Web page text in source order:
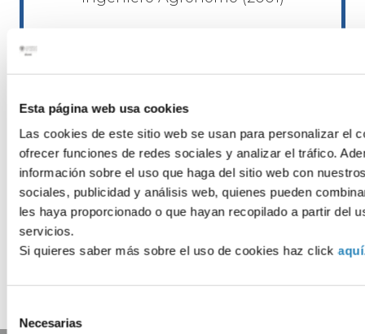
Esta página web usa cookies
Las cookies de este sitio web se usan para personalizar el
ofrecer funciones de redes sociales y analizar el tráfico.
información sobre el uso que haga del sitio web con
sociales, publicidad y análisis web, quienes pueden
les haya proporcionado o que hayan recopilado a partir del
servicios.
Si quieres saber más sobre el uso de cookies haz click
de Necesarias
Ir al Quiz
INGENIERO AGRÓNOMO